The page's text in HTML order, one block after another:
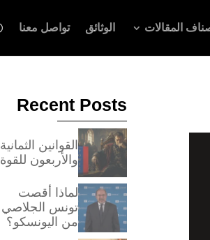
المقالات الوثائق تواصل معنا
Recent Posts
القوانين الثمانية
والأربعون للقوة
لماذا أقصت
تونس الجلاصي
من اليونسكو؟